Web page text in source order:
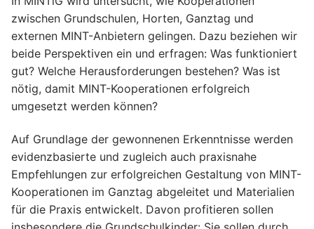
zwischen Grundschulen, Horten, Ganztag und
externen MINT-Anbietern gelingen. Dazu beziehen wir
beide Perspektiven ein und erfragen: Was funktioniert
gut? Welche Herausforderungen bestehen? Was ist
nötig, damit MINT-Kooperationen erfolgreich
umgesetzt werden können?
Auf Grundlage der gewonnenen Erkenntnisse werden
evidenzbasierte und zugleich auch praxisnahe
Empfehlungen zur erfolgreichen Gestaltung von MINT-
Kooperationen im Ganztag abgeleitet und Materialien
für die Praxis entwickelt. Davon profitieren sollen